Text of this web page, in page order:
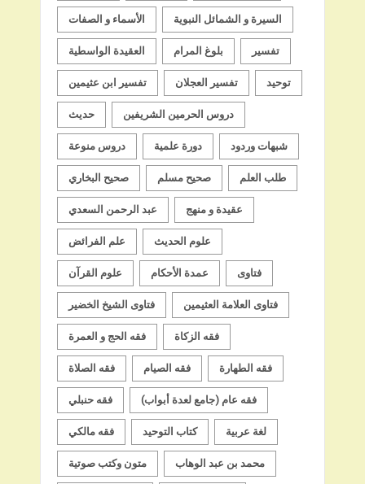
الأسماء و الصفات السيرة و الشمائل النبوية
العقيدة الواسطية بلوغ المرام تفسير
تفسير ابن عثيمين تفسير العجلان توحيد
حديث دروس الحرمين الشريفين
دروس منوعة دورة علمية شبهات وردود
صحيح البخاري صحيح مسلم طلب العلم
عبد الرحمن السعدي عقيدة و منهج
علم الفرائض علوم الحديث
علوم القرآن عمدة الأحكام فتاوى
فتاوى الشيخ الخضير فتاوى العلامة العثيمين
فقه الحج و العمرة فقه الزكاة
فقه الصلاة فقه الصيام فقه الطهارة
فقه حنبلي فقه عام (جامع لعدة أبواب)
فقه مالكي كتاب التوحيد لغة عربية
متون وكتب صوتية محمد بن عبد الوهاب